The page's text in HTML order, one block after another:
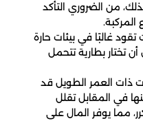
من الضروري التأكد
تقود غالبًا في بيئات حارة
تختار بطارية تتحمل
ذات العمر الطويل قد
في المقابل تقلل
مما يوفر المال على